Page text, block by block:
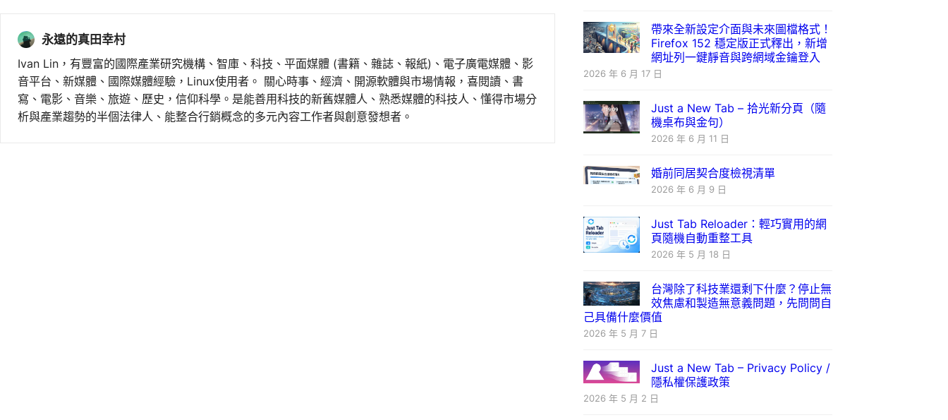
永遠的真田幸村
Ivan Lin，有豐富的國際產業研究機構、智庫、科技、平面媒體 (書籍、雜誌、報紙)、電子廣電媒體、影
音平台、新媒體、國際媒體經驗，Linux使用者。 關心時事、經濟、開源軟體與市場情報，喜閱讀、書
寫、電影、音樂、旅遊、歷史，信仰科學。是能善用科技的新舊媒體人、熟悉媒體的科技人、懂得市場分
析與產業趨勢的半個法律人、能整合行銷概念的多元內容工作者與創意發想者。
帶來全新設定介面與未來圖檔格式！
Firefox 152 穩定版正式釋出，新增
網址列一鍵靜音與跨網域金鑰登入
2026 年 6 月 17 日
Just a New Tab – 拾光新分頁（隨
機桌布與金句）
2026 年 6 月 11 日
婚前同居契合度檢視清單
2026 年 6 月 9 日
Just Tab Reloader：輕巧實用的網
頁隨機自動重整工具
2026 年 5 月 18 日
台灣除了科技業還剩下什麼？停止無
效焦慮和製造無意義問題，先問問自
己具備什麼價值
2026 年 5 月 7 日
Just a New Tab – Privacy Policy /
隱私權保護政策
2026 年 5 月 2 日